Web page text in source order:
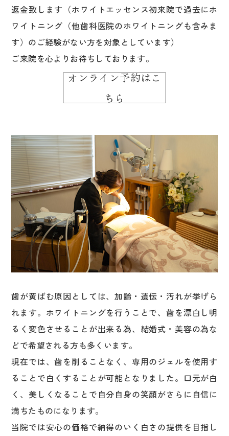
返金致します（ホワイトエッセンス初来院で過去にホ
ワイトニング（他歯科医院のホワイトニングも含みま
す）のご経験がない方を対象としています）
ご来院を心よりお待ちしております。
オンライン予約はこ
ちら
歯が黄ばむ原因としては、加齢・遺伝・汚れが挙げら
れます。ホワイトニングを行うことで、歯を漂白し明
るく変色させることが出来る為、結婚式・美容の為な
どで希望される方も多くいます。
現在では、歯を削ることなく、専用のジェルを使用す
ることで白くすることが可能となりました。口元が白
く、美しくなることで自分自身の笑顔がさらに自信に
満ちたものになります。
当院では安心の価格で納得のいく白さの提供を目指し